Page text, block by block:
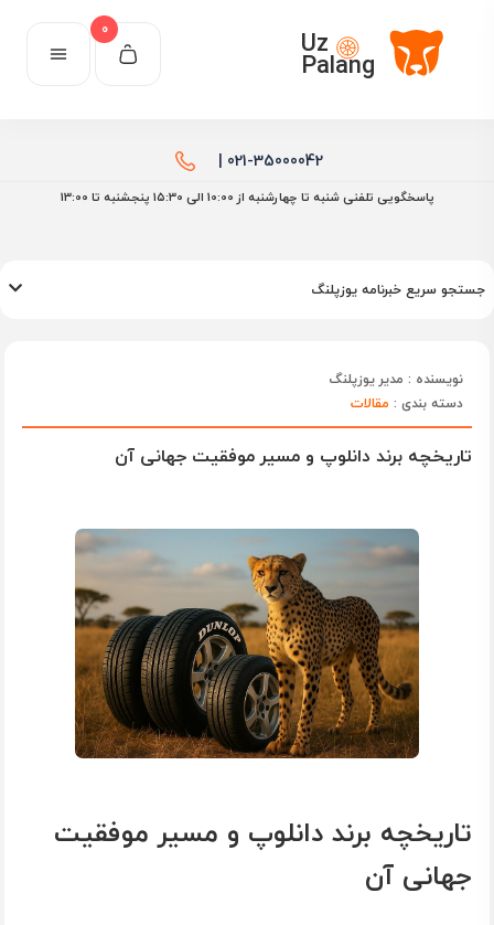
Uz
Palang
0
021-35000042 |
پاسخگویی تلفنی شنبه تا چهارشنبه از 10:00 الی ۱۵:30 پنجشنبه تا 13:00
جستجو سریع خبرنامه یوزپلنگ
نویسنده : مدیر یوزپلنگ
دسته بندی : مقالات
تاریخچه برند دانلوپ و مسیر موفقیت جهانی آن
تاریخچه برند دانلوپ و مسیر موفقیت
جهانی آن